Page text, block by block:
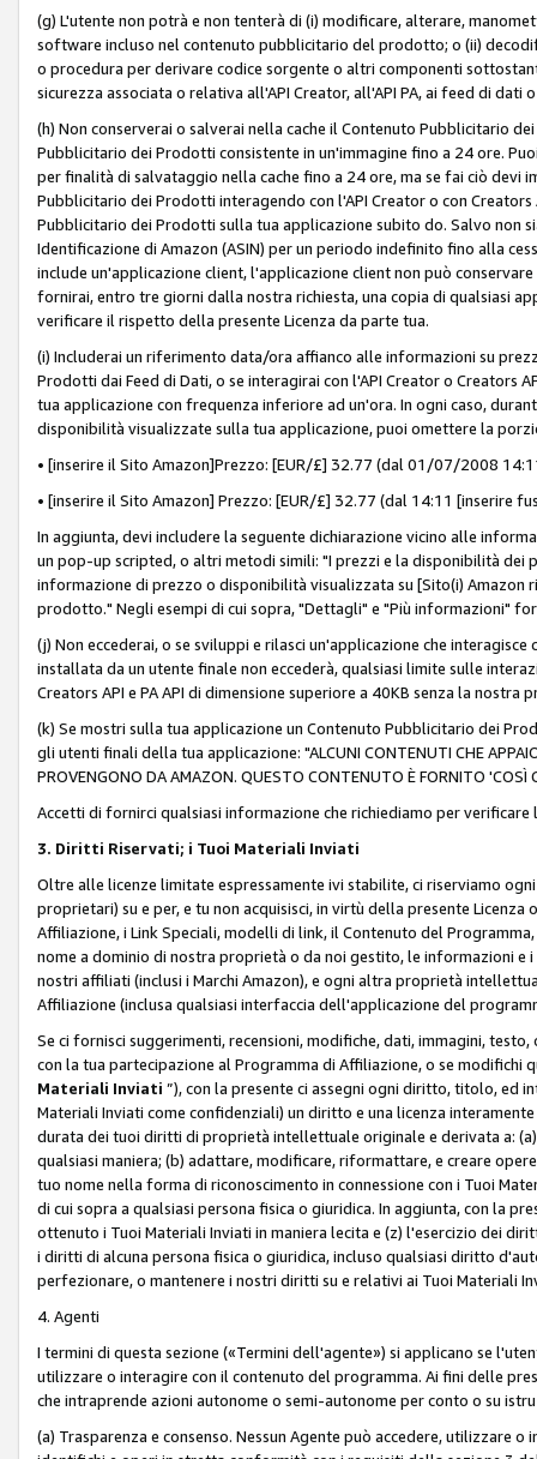
(g) L'utente non potrà e non tenterà di (i) modificare, alterare,
software incluso nel contenuto pubblicitario del prodotto; o (ii)
o procedura per derivare codice sorgente o altri componenti
sicurezza associata o relativa all'API Creator, all'API PA, ai feed di
(h) Non conserverai o salverai nella cache il Contenuto Pubblicitario
Pubblicitario dei Prodotti consistente in un'immagine fino a 24 ore.
per finalità di salvataggio nella cache fino a 24 ore, ma se fai ciò
Pubblicitario dei Prodotti interagendo con l'API Creator o con
Pubblicitario dei Prodotti sulla tua applicazione subito do. Salvo non
Identificazione di Amazon (ASIN) per un periodo indefinito fino alla
include un'applicazione client, l'applicazione client non può
fornirai, entro tre giorni dalla nostra richiesta, una copia di qualsiasi
verificare il rispetto della presente Licenza da parte tua.
(i) Includerai un riferimento data/ora affianco alle informazioni su
Prodotti dai Feed di Dati, o se interagirai con l'API Creator o Creators
tua applicazione con frequenza inferiore ad un'ora. In ogni caso,
disponibilità visualizzate sulla tua applicazione, puoi omettere la
• [inserire il Sito Amazon]Prezzo: [EUR/£] 32.77 (dal 01/07/2008
• [inserire il Sito Amazon] Prezzo: [EUR/£] 32.77 (dal 14:11 [inserire
In aggiunta, devi includere la seguente dichiarazione vicino alle
un pop-up scripted, o altri metodi simili: "I prezzi e la disponibilità
informazione di prezzo o disponibilità visualizzata su [Sito(i)
prodotto." Negli esempi di cui sopra, "Dettagli" e "Più informazioni"
(j) Non eccederai, o se sviluppi e rilasci un'applicazione che interagisce
installata da un utente finale non eccederà, qualsiasi limite sulle
Creators API e PA API di dimensione superiore a 40KB senza la nostra
(k) Se mostri sulla tua applicazione un Contenuto Pubblicitario dei
gli utenti finali della tua applicazione: "ALCUNI CONTENUTI CHE
PROVENGONO DA AMAZON. QUESTO CONTENUTO È FORNITO
Accetti di fornirci qualsiasi informazione che richiediamo per
3. Diritti Riservati; i Tuoi Materiali Inviati
Oltre alle licenze limitate espressamente ivi stabilite, ci riserviamo
proprietari) su e per, e tu non acquisisci, in virtù della presente
Affiliazione, i Link Speciali, modelli di link, il Contenuto del
nome a dominio di nostra proprietà o da noi gestito, le informazioni e
nostri affiliati (inclusi i Marchi Amazon), e ogni altra proprietà
Affiliazione (inclusa qualsiasi interfaccia dell'applicazione del
Se ci fornisci suggerimenti, recensioni, modifiche, dati, immagini,
con la tua partecipazione al Programma di Affiliazione, o se modifichi
Materiali Inviati ”), con la presente ci assegni ogni diritto, titolo, ed
Materiali Inviati come confidenziali) un diritto e una licenza
durata dei tuoi diritti di proprietà intellettuale originale e derivata a:
qualsiasi maniera; (b) adattare, modificare, riformattare, e creare
tuo nome nella forma di riconoscimento in connessione con i Tuoi
di cui sopra a qualsiasi persona fisica o giuridica. In aggiunta, con la
ottenuto i Tuoi Materiali Inviati in maniera lecita e (z) l'esercizio dei
i diritti di alcuna persona fisica o giuridica, incluso qualsiasi diritto
perfezionare, o mantenere i nostri diritti su e relativi ai Tuoi Materiali
4. Agenti
I termini di questa sezione («Termini dell'agente») si applicano se
utilizzare o interagire con il contenuto del programma. Ai fini delle
che intraprende azioni autonome o semi-autonome per conto o su
(a) Trasparenza e consenso. Nessun Agente può accedere, utilizzare